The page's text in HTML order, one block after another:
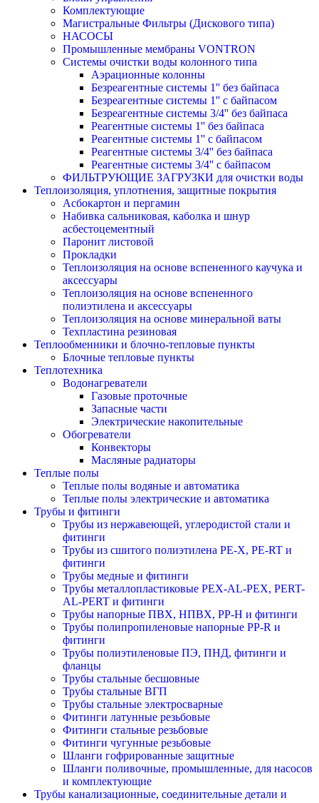
Комплектующие
Магистральные Фильтры (Дискового типа)
НАСОСЫ
Промышленные мембраны VONTRON
Системы очистки воды колонного типа
Аэрационные колонны
Безреагентные системы 1'' без байпаса
Безреагентные системы 1'' с байпасом
Безреагентные системы 3/4'' без байпаса
Реагентные системы 1'' без байпаса
Реагентные системы 1'' с байпасом
Реагентные системы 3/4'' без байпаса
Реагентные системы 3/4'' с байпасом
ФИЛЬТРУЮЩИЕ ЗАГРУЗКИ для очистки воды
Теплоизоляция, уплотнения, защитные покрытия
Асбокартон и пергамин
Набивка сальниковая, каболка и шнур
асбестоцементный
Паронит листовой
Прокладки
Теплоизоляция на основе вспененного каучука и
аксессуары
Теплоизоляция на основе вспененного
полиэтилена и аксессуары
Теплоизоляция на основе минеральной ваты
Техпластина резиновая
Теплообменники и блочно-тепловые пункты
Блочные тепловые пункты
Теплотехника
Водонагреватели
Газовые проточные
Запасные части
Электрические накопительные
Обогреватели
Конвекторы
Масляные радиаторы
Теплые полы
Теплые полы водяные и автоматика
Теплые полы электрические и автоматика
Трубы и фитинги
Трубы из нержавеющей, углеродистой стали и
фитинги
Трубы из сшитого полиэтилена PE-X, PE-RT и
фитинги
Трубы медные и фитинги
Трубы металлопластиковые PEX-AL-PEX, PERT-
AL-PERT и фитинги
Трубы напорные ПВХ, НПВХ, PP-H и фитинги
Трубы полипропиленовые напорные PP-R и
фитинги
Трубы полиэтиленовые ПЭ, ПНД, фитинги и
фланцы
Трубы стальные бесшовные
Трубы стальные ВГП
Трубы стальные электросварные
Фитинги латунные резьбовые
Фитинги стальные резьбовые
Фитинги чугунные резьбовые
Шланги гофрированные защитные
Шланги поливочные, промышленные, для насосов
и комплектующие
Трубы канализационные, соединительные детали и